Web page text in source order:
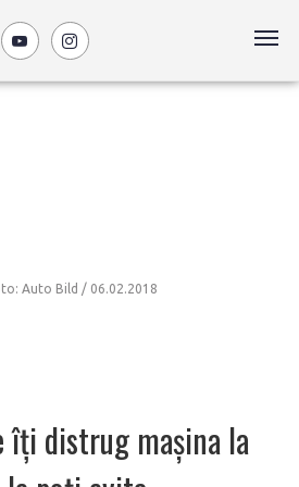
Auto Bild / 06.02.2018
îți distrug mașina la